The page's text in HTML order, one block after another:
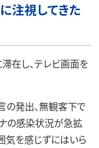
注視してきた
在し、テレビ画面を
発出、無観客下で
の感染状況が急拡
気を感じずにはいら